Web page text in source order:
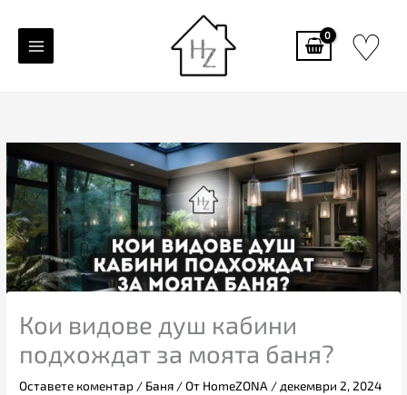
content
♡
Кои видове душ кабини
подхождат за моята баня?
Оставете коментар / Баня / От HomeZONA / декември 2, 2024